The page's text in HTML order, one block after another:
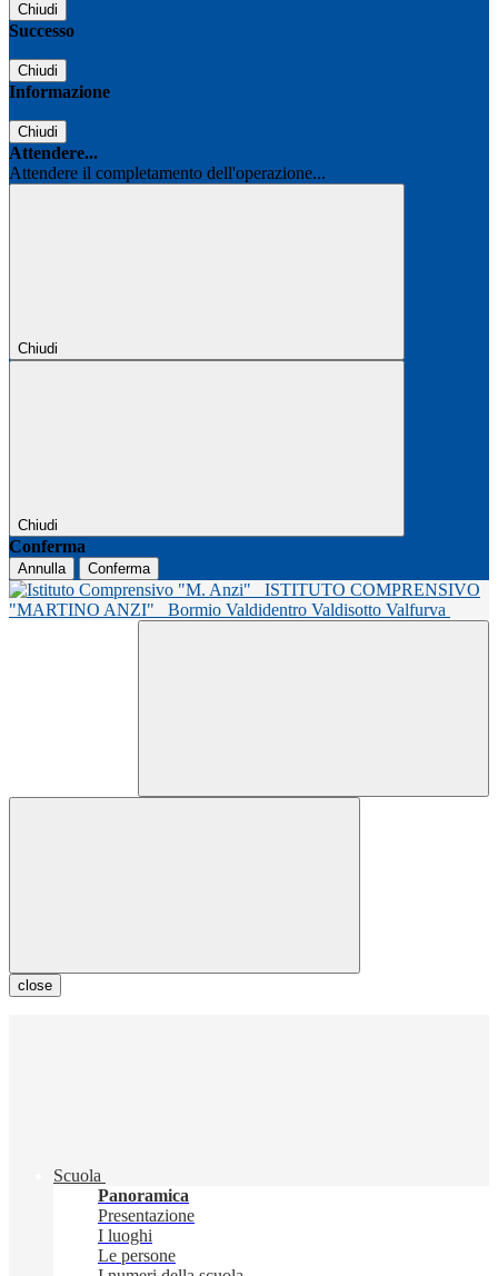
Chiudi
Successo
Chiudi
Informazione
Chiudi
Attendere...
Attendere il completamento dell'operazione...
Chiudi
Chiudi
Conferma
Annulla Conferma
ISTITUTO COMPRENSIVO
"MARTINO ANZI"
Bormio Valdidentro Valdisotto Valfurva
close
Scuola
Panoramica
Presentazione
I luoghi
Le persone